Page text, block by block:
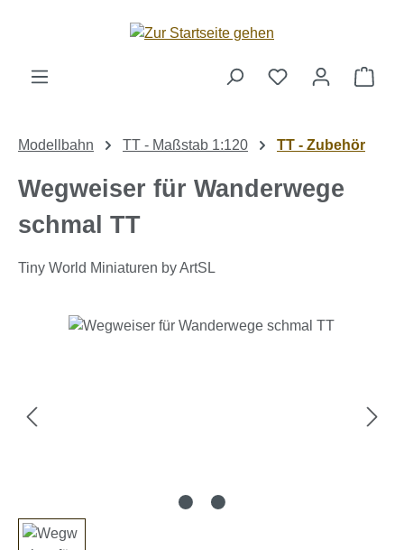
Zum Hauptinhalt springen
Modellbahn TT - Maßstab 1:120 TT - Zubehör
Wegweiser für Wanderwege
schmal TT
Tiny World Miniaturen by ArtSL
Bildergalerie überspringen